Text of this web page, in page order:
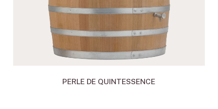
PERLE DE QUINTESSENCE